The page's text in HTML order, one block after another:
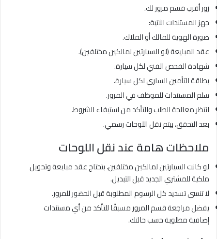
زور أقرب قسم مرور لك.
جهز المستندات الآتية:
صورة الهوية للمالك أو الملاك.
عقد المبايعة (لو السيارتين لمالكين مختلفين).
شهادة الفحص الفني لكل سيارة.
بطاقة التأمين الساري لكل سيارة.
سلم المستندات للموظف في المرور.
انتظر معالجة الطلب والتأكد من استيفاء الشروط.
بعد التحقق، بيتم نقل اللوحات رسمي.
ملاحظات هامة عند نقل اللوحات
لو كانت السيارتين لمالكين مختلفين، بتحتاج عقد مبايعة وتحويل
ملكية للمشتري الجديد قبل التبديل.
لا تنسى تسديد كل الرسوم المطلوبة قبل الحضور للمرور.
يفضل مراجعة قسم المرور مسبقًا للتأكد من أي مستندات
إضافية مطلوبة حسب حالتك.